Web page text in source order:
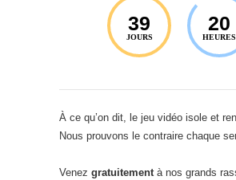
39
JOURS
20
HEURES
À ce qu’on dit, le jeu vidéo isole et
Nous prouvons le contraire chaque
Venez gratuitement à nos grands